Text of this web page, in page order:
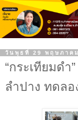
วันพุธที่ 29 พฤษภาค
“กระเทียมดำ
ลำปาง ทดลอ